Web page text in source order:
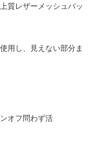
質レザーメッシュバッ
用し、見えない部分ま
オフ問わず活